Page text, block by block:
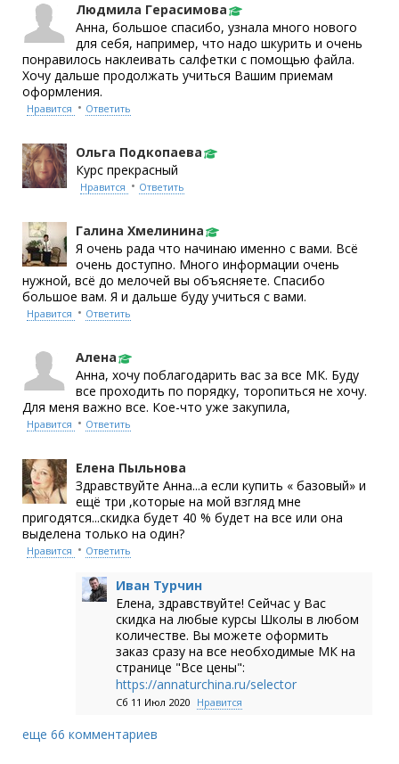
Людмила Герасимова
Анна, большое спасибо, узнала много нового
для себя, например, что надо шкурить и очень
понравилось наклеивать салфетки с помощью файла.
Хочу дальше продолжать учиться Вашим приемам
оформления.
Нравится • Ответить
Ольга Подкопаева
Курс прекрасный
Нравится • Ответить
Галина Хмелинина
Я очень рада что начинаю именно с вами. Всё
очень доступно. Много информации очень
нужной, всё до мелочей вы объясняете. Спасибо
большое вам. Я и дальше буду учиться с вами.
Нравится • Ответить
Алена
Анна, хочу поблагодарить вас за все МК. Буду
все проходить по порядку, торопиться не хочу.
Для меня важно все. Кое-что уже закупила,
Нравится • Ответить
Елена Пыльнова
Здравствуйте Анна...а если купить « базовый» и
ещё три ,которые на мой взгляд мне
пригодятся...скидка будет 40 % будет на все или она
выделена только на один?
Нравится • Ответить
Иван Турчин
Елена, здравствуйте! Сейчас у Вас
скидка на любые курсы Школы в любом
количестве. Вы можете оформить
заказ сразу на все необходимые МК на
странице "Все цены":
https://annaturchina.ru/selector
Сб 11 Июл 2020 Нравится
еще 66 комментариев